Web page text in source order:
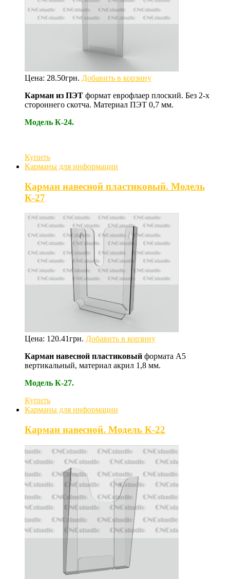
Цена: 28.50грн. Добавить в корзину
Карман из ПЭТ формат еврофлаер плоский. Без 2-х
стороннего скотча. Материал ПЭТ 0,7 мм.
Модель К-24.
Купить
Карманы для информации
Карман навесной пластиковый. Модель
К-27
Цена: 120.41грн. Добавить в корзину
Карман навесной пластиковый формата А5
вертикальный, материал акрил 1,8 мм.
Модель К-27.
Купить
Карманы для информации
Карман навесной. Модель К-22